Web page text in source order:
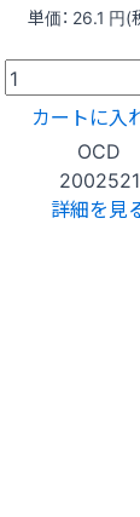
単価： 26.1 円(
カートに入
OCD
2002521
詳細を見